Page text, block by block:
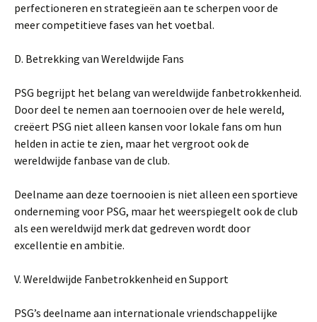
perfectioneren en strategieën aan te scherpen voor de
meer competitieve fases van het voetbal.
D. Betrekking van Wereldwijde Fans
PSG begrijpt het belang van wereldwijde fanbetrokkenheid.
Door deel te nemen aan toernooien over de hele wereld,
creëert PSG niet alleen kansen voor lokale fans om hun
helden in actie te zien, maar het vergroot ook de
wereldwijde fanbase van de club.
Deelname aan deze toernooien is niet alleen een sportieve
onderneming voor PSG, maar het weerspiegelt ook de club
als een wereldwijd merk dat gedreven wordt door
excellentie en ambitie.
V. Wereldwijde Fanbetrokkenheid en Support
PSG’s deelname aan internationale vriendschappelijke